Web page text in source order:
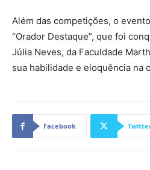
Além das competições, o
“Orador Destaque”, que foi
Júlia Neves, da Faculdade
sua habilidade e eloquência na
Facebook